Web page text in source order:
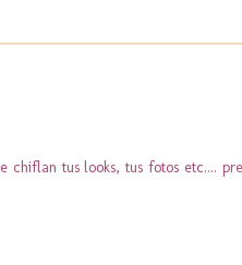
chiflan tus looks, tus fotos etc....